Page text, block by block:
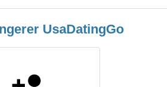
UsaDatingGo